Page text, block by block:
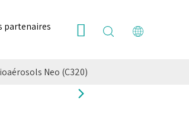
partenaires Ressources
Neo (C320)